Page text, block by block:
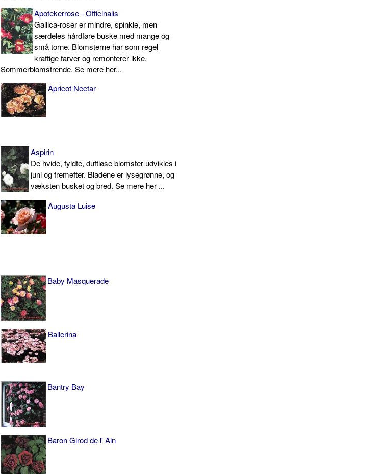
Apotekerrose - Officinalis
Gallica-roser er mindre, spinkle, men
særdeles hårdføre buske med mange og
små torne. Blomsterne har som regel
kraftige farver og remonterer ikke.
Sommerblomstrende. Se mere her...
Apricot Nectar
Aspirin
De hvide, fyldte, duftløse blomster udvikles i
juni og frem­efter. Bladene er lysegrønne, og
væksten busket og bred. Se mere her ...
Augusta Luise
Baby Masquerade
Ballerina
Bantry Bay
Baron Girod de l' Ain